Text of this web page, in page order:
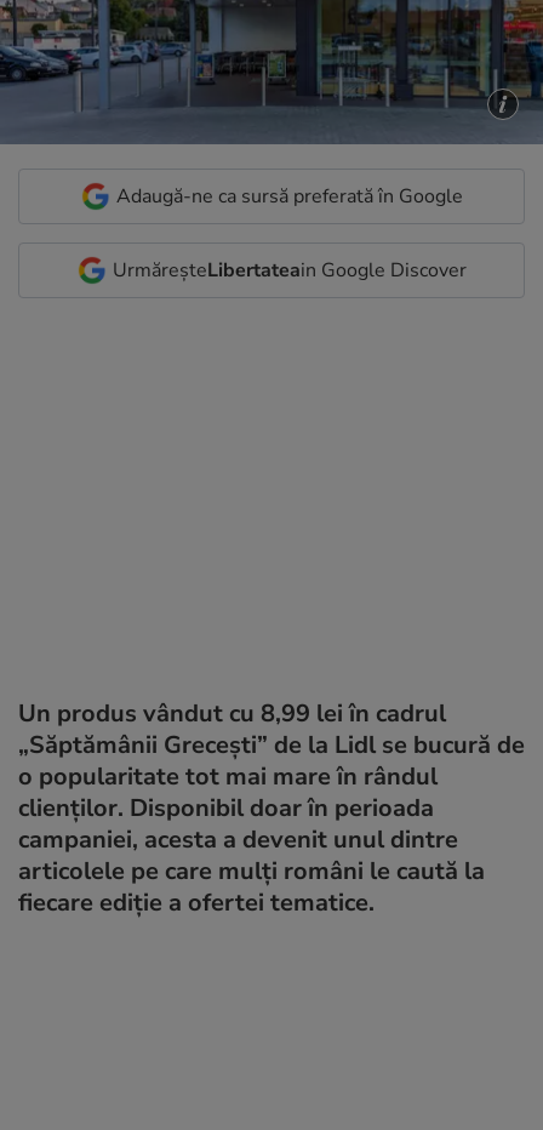
Adaugă-ne ca sursă preferată în Google
UrmăreșteLibertateain Google Discover
Un produs vândut cu 8,99 lei în cadrul
„Săptămânii Grecești” de la Lidl se bucură de
o popularitate tot mai mare în rândul
clienților. Disponibil doar în perioada
campaniei, acesta a devenit unul dintre
articolele pe care mulți români le caută la
fiecare ediție a ofertei tematice.